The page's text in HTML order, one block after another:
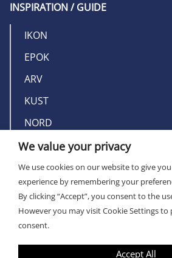
INSPIRATION / GUIDE
IKON
EPOK
ARV
KUST
NORD
KONTAKT
We value your privacy
We use cookies on our website to give
experience by remembering your
By clicking “Accept”, you consent to the
However you may visit Cookie Settings
consent.
Accept All